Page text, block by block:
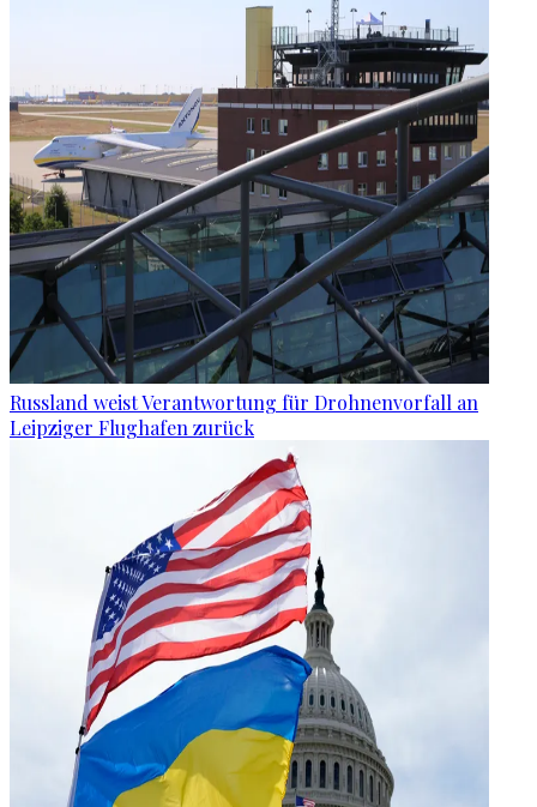
Russland weist Verantwortung für Drohnenvorfall an
Leipziger Flughafen zurück